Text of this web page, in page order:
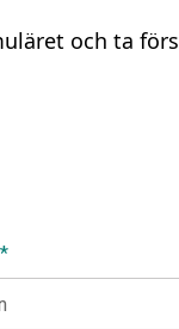
och ta
*